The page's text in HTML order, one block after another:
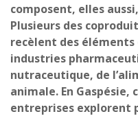
composent, elles
Plusieurs des
recèlent des
industries
nutraceutique, de
animale. En Gaspésie,
entreprises explorent